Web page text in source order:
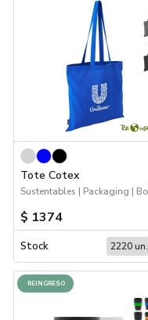
Tote Cotex
$ 1374
Stock 2220 un.
REINGRESO